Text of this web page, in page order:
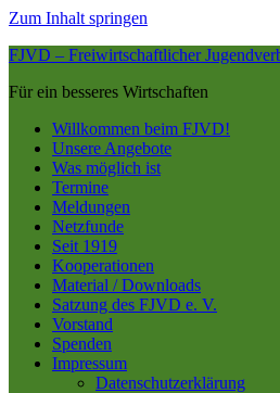
Zum Inhalt springen
FJVD – Freiwirtschaftlicher
Für ein besseres Wirtschaften
Willkommen beim FJVD!
Unsere Angebote
Was möglich ist
Termine
Meldungen
Netzfunde
Seit 1919
Kooperationen
Material / Downloads
Satzung des FJVD e. V.
Vorstand
Spenden
Impressum
Datenschutzerklärung